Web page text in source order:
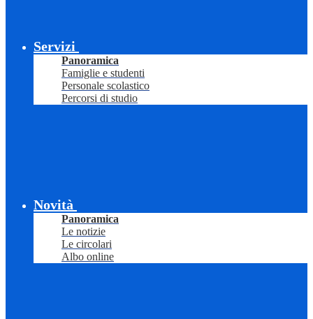
Servizi
Panoramica
Famiglie e studenti
Personale scolastico
Percorsi di studio
Novità
Panoramica
Le notizie
Le circolari
Albo online